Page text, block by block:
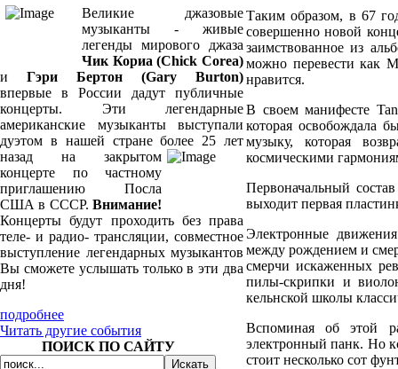
Великие джазовые
музыканты - живые
легенды мирового джаза
Чик Кориа (Chick Corea)
и Гэри Бертон (Gary Burton)
впервые в России дадут публичные
концерты. Эти легендарные
американские музыканты выступали
дуэтом в нашей стране более 25 лет
назад на закрытом
концерте по частному
приглашению Посла
США в СССР. Внимание!
Концерты будут проходить без права
теле- и радио- трансляции, совместное
выступление легендарных музыкантов
Вы сможете услышать только в эти два
дня!
подробнее
Читать другие события
ПОИСК ПО САЙТУ
Таким образом, в 67
совершенно новой
заимствованное из
можно перевести
нравится.
В своем манифесте
которая освобождала
музыку, которая
космическими
Первоначальный
выходит первая
Электронные
между рождением и
смерчи искаженных
пилы-скрипки и
кельнской школы
Вспоминая об этой
электронный панк. Но
стоит несколько сот